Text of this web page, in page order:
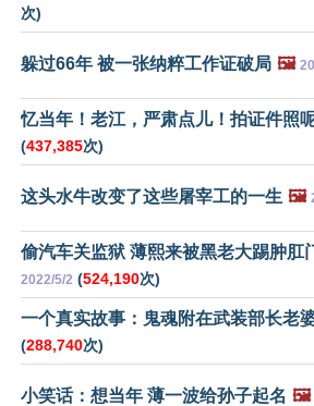
次)
躲过66年 被一张纳粹工作证破局 🖼️
忆当年！老江，严肃点儿！拍证件照
(437,385次)
这头水牛改变了这些屠宰工的一生 🖼️
偷汽车关监狱 薄熙来被黑老大踢肿肛
2022/5/2 (524,190次)
一个真实故事：鬼魂附在武装部长老
(288,740次)
小笑话：想当年 薄一波给孙子起名 🖼️